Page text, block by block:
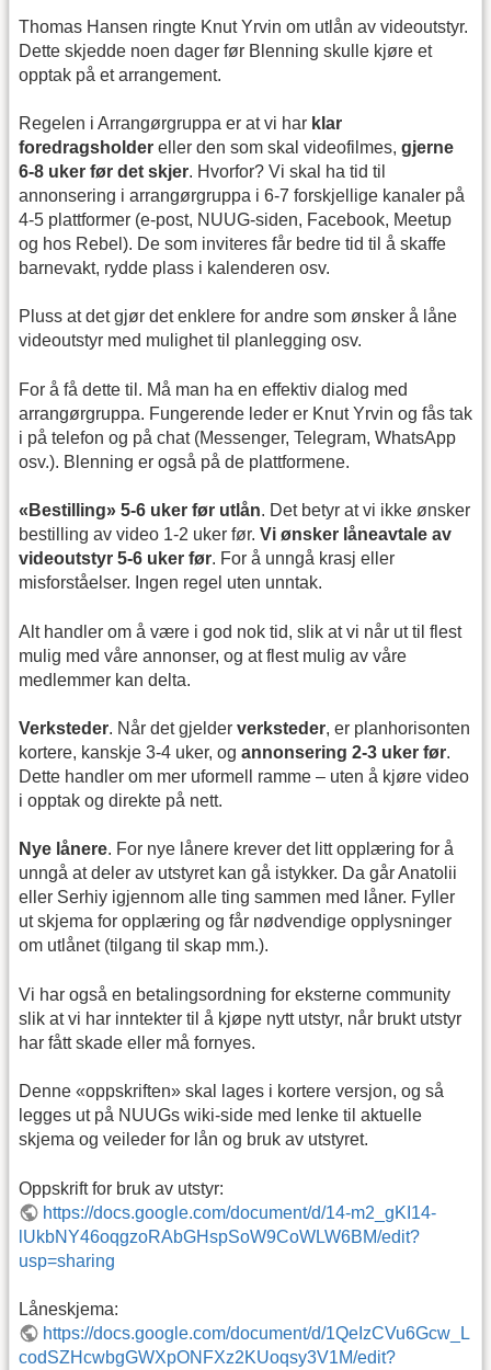
Thomas Hansen ringte Knut Yrvin om utlån av videoutstyr.
Dette skjedde noen dager før Blenning skulle kjøre et
opptak på et arrangement.
Regelen i Arrangørgruppa er at vi har klar
foredragsholder eller den som skal videofilmes, gjerne
6-8 uker før det skjer. Hvorfor? Vi skal ha tid til
annonsering i arrangørgruppa i 6-7 forskjellige kanaler på
4-5 plattformer (e-post, NUUG-siden, Facebook, Meetup
og hos Rebel). De som inviteres får bedre tid til å skaffe
barnevakt, rydde plass i kalenderen osv.
Pluss at det gjør det enklere for andre som ønsker å låne
videoutstyr med mulighet til planlegging osv.
For å få dette til. Må man ha en effektiv dialog med
arrangørgruppa. Fungerende leder er Knut Yrvin og fås tak
i på telefon og på chat (Messenger, Telegram, WhatsApp
osv.). Blenning er også på de plattformene.
«Bestilling» 5-6 uker før utlån. Det betyr at vi ikke ønsker
bestilling av video 1-2 uker før. Vi ønsker låneavtale av
videoutstyr 5-6 uker før. For å unngå krasj eller
misforståelser. Ingen regel uten unntak.
Alt handler om å være i god nok tid, slik at vi når ut til flest
mulig med våre annonser, og at flest mulig av våre
medlemmer kan delta.
Verksteder. Når det gjelder verksteder, er planhorisonten
kortere, kanskje 3-4 uker, og annonsering 2-3 uker før.
Dette handler om mer uformell ramme – uten å kjøre video
i opptak og direkte på nett.
Nye lånere. For nye lånere krever det litt opplæring for å
unngå at deler av utstyret kan gå istykker. Da går Anatolii
eller Serhiy igjennom alle ting sammen med låner. Fyller
ut skjema for opplæring og får nødvendige opplysninger
om utlånet (tilgang til skap mm.).
Vi har også en betalingsordning for eksterne community
slik at vi har inntekter til å kjøpe nytt utstyr, når brukt utstyr
har fått skade eller må fornyes.
Denne «oppskriften» skal lages i kortere versjon, og så
legges ut på NUUGs wiki-side med lenke til aktuelle
skjema og veileder for lån og bruk av utstyret.
Oppskrift for bruk av utstyr:
https://docs.google.com/document/d/14-m2_gKI14-
lUkbNY46oqgzoRAbGHspSoW9CoWLW6BM/edit?
usp=sharing
Låneskjema:
https://docs.google.com/document/d/1QeIzCVu6Gcw_L
codSZHcwbgGWXpONFXz2KUoqsy3V1M/edit?